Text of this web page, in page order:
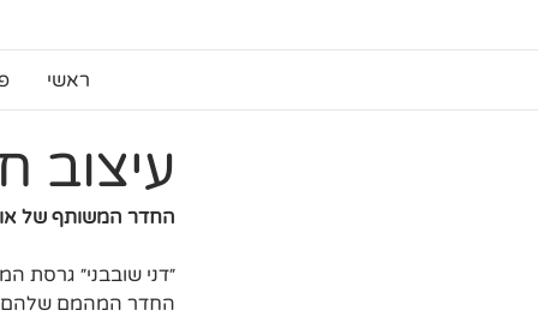
ראשי
עיצוב
החדר המשותף של אורי
״דני שובבני״ גרסת
החדר המהמם